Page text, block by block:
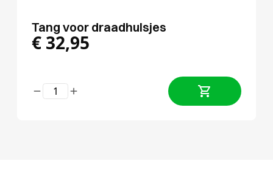
Tang voor draadhulsjes
€ 32,95